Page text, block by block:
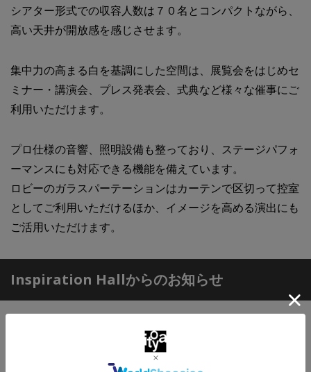
シアター形式での収容人数は７０名とコンパクトながら、
高い天井が開放感を感じさせます。
集中力の高まる白を基調にした空間は、展覧会をはじめセ
ミナー・講演会、プレス発表会、式典など様々な催事にご
利用いただけます。
プロ仕様の音響、照明設備も整っており、ステージパフォ
ーマンスにも対応できる機能を備えています。
ロビーのガラスパーテーションはカーテンで区切って控室
としてご利用いただけるほか、イメージを高める演出にも
ご活用いただけます。
Inspiration Hallからのお知らせ
伊東屋 本店
G.Itoya B1階 「押す」を楽しむイ